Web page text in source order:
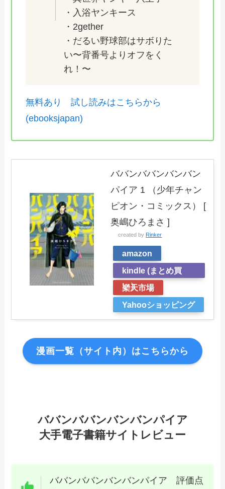
・入浴ヤンキース
・2gether
・だるい野球部はサボりた
い〜背番号よりオフをく
れ！〜
無料あり 試し読みはこちらから
(ebooksjapan)
ババンババンバンバン
パイア 1 （少年チャン
ピオン・コミックス） [
奥嶋ひろまさ ]
created by Rinker
amazon
kindle (まとめ買
い）
楽天市場
Yahooショッピング
漫画一覧（サイト内）はこちらから
ババンババンバンバンパイア
大手電子書籍サイトレビュー
ババンババンバンバンパイア 評価点